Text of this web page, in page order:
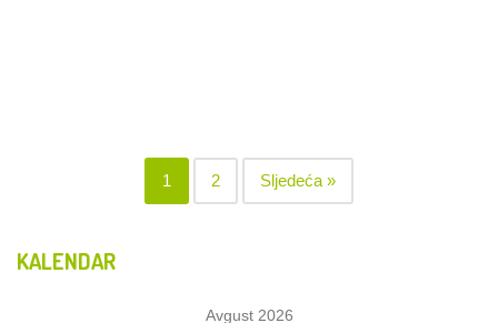
1 2 Sljedeća »
KALENDAR
Avgust 2026